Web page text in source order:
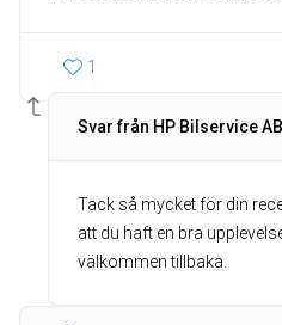
1
Svar från HP Bilservice AB
Tack så mycket för din
att du haft en bra
välkommen tillbaka.